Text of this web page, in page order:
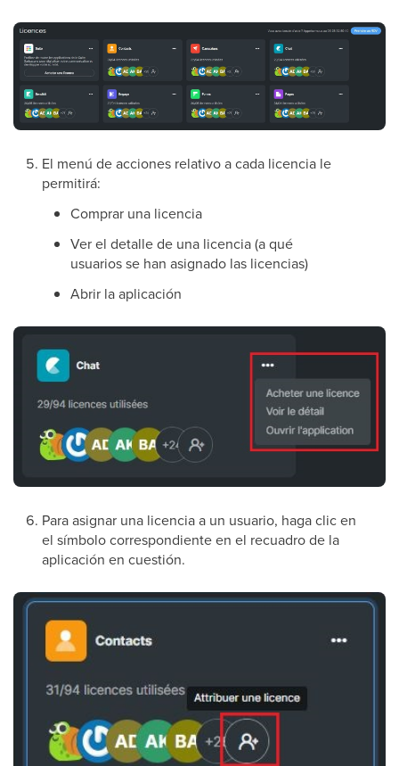
El menú de acciones relativo a cada licencia le
permitirá:
Comprar una licencia
Ver el detalle de una licencia (a qué
usuarios se han asignado las licencias)
Abrir la aplicación
Para asignar una licencia a un usuario, haga clic en
el símbolo correspondiente en el recuadro de la
aplicación en cuestión.